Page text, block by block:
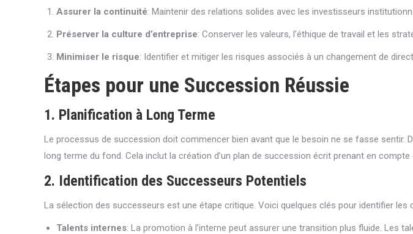
Assurer la continuité: Maintenir des relations solides avec les investisseurs
Préserver la culture d’entreprise: Conserver les valeurs, l’éthique de travail et les
Minimiser le risque: Identifier et mitiger les risques associés à un changement de
Étapes pour une Succession Réussie
1. Planification à Long Terme
Le processus de succession doit commencer bien avant que le besoin ne se fasse
long terme du fond. Cela inclut la création d’un plan de succession écrit prenant en
2. Identification des Successeurs Potentiels
La sélection des successeurs est une étape critique. Voici quelques clés pour identifier les
Talents internes: La promotion à l’interne peut assurer une transition plus fluide. Les